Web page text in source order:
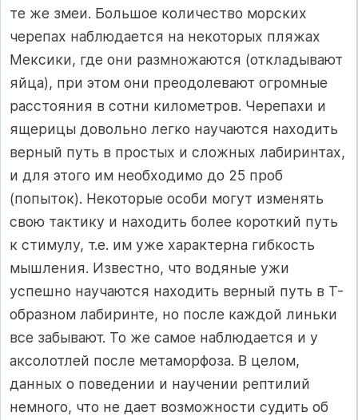
те же змеи. Большое количество морских
черепах наблюдается на некоторых пляжах
Мексики, где они размножаются (откладывают
яйца), при этом они преодолевают огромные
расстояния в сотни километров. Черепахи и
ящерицы довольно легко научаются находить
верный путь в простых и сложных лабиринтах,
и для этого им необходимо до 25 проб
(попыток). Некоторые особи могут изменять
свою тактику и находить более короткий путь
к стимулу, т.е. им уже характерна гибкость
мышления. Известно, что водяные ужи
успешно научаются находить верный путь в Т-
образном лабиринте, но после каждой линьки
все забывают. То же самое наблюдается и у
аксолотлей после метаморфоза. В целом,
данных о поведении и научении рептилий
немного, что не дает возможности судить об